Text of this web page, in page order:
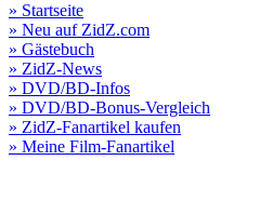
» Startseite
» Neu auf ZidZ.com
» Gästebuch
» ZidZ-News
» DVD/BD-Infos
» DVD/BD-Bonus-Vergleich
» ZidZ-Fanartikel kaufen
» Meine Film-Fanartikel